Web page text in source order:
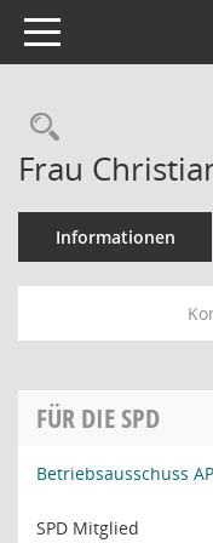
Toggle navigation
Frau
Informationen
FÜR DIE SPD
Betriebsausschuss
SPD Mitglied